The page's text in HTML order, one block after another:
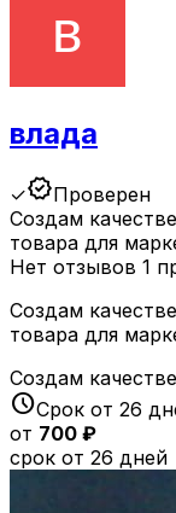
влада
✓verifiedПроверен
Создам
товара для
Нет отзывов 1
Создам
товара для
Создам
scheduleСрок от 26
от 700 ₽
срок от 26 дней